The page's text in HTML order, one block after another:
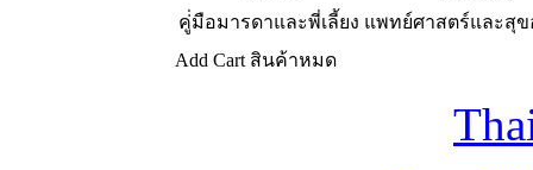
คู่่มือมารดาและพี่เลี้ยง แพทย์ศาสตร์และสุ
Add Cart สินค้าหมด